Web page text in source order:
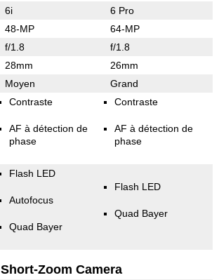
6i 6 Pro
48-MP 64-MP
f/1.8 f/1.8
28mm 26mm
Moyen Grand
Contraste
AF à détection de
phase
Contraste
AF à détection de
phase
Flash LED
Autofocus
Quad Bayer
Flash LED
Quad Bayer
Short-Zoom Camera